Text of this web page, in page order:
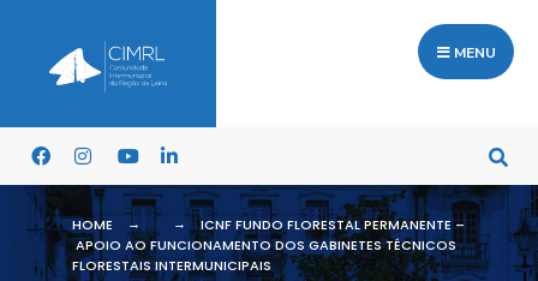
MENU
HOME
ICNF FUNDO FLORESTAL PERMANENTE –
APOIO AO FUNCIONAMENTO DOS GABINETES TÉCNICOS
FLORESTAIS INTERMUNICIPAIS